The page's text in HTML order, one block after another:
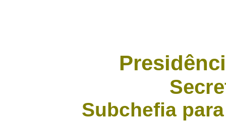
Subchefia